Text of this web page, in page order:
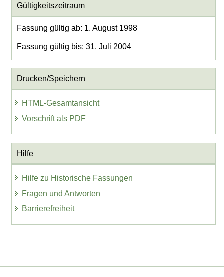
Gültigkeitszeitraum
Fassung gültig ab: 1. August 1998
Fassung gültig bis: 31. Juli 2004
Drucken/Speichern
HTML-Gesamtansicht
Vorschrift als PDF
Hilfe
Hilfe zu Historische Fassungen
Fragen und Antworten
Barrierefreiheit